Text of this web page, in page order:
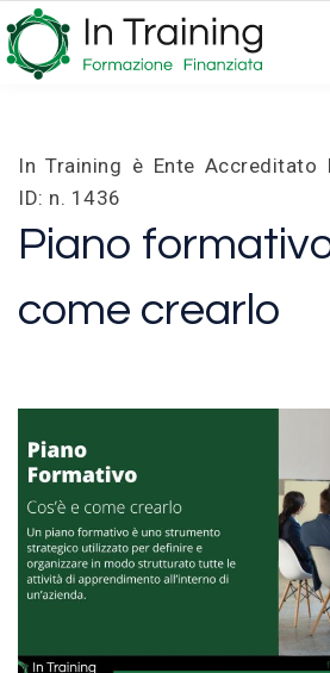
Skip
to
main
In Training è Ente Accreditato
ID: n. 1436
Piano
come crearlo